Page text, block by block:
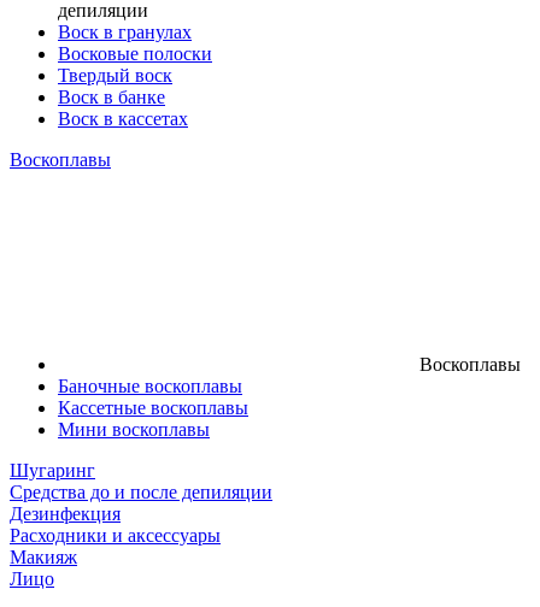
депиляции
Воск в гранулах
Восковые полоски
Твердый воск
Воск в банке
Воск в кассетах
Воскоплавы
Воскоплавы
Баночные воскоплавы
Кассетные воскоплавы
Мини воскоплавы
Шугаринг
Средства до и после депиляции
Дезинфекция
Расходники и аксессуары
Макияж
Лицо